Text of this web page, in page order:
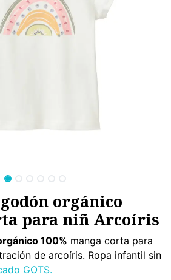
orgánico
para niñ Arcoíris
100% manga corta para
de arcoíris. Ropa infantil sin
GOTS.